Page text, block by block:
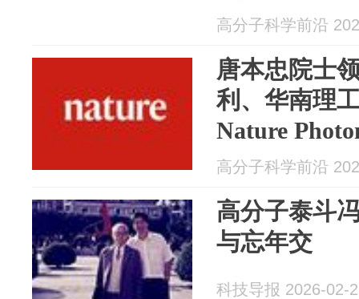
高分子科学前沿
唐本忠院士
利、华南理
Nature
高分子科学前沿
高分子泰斗
与忘年交
科技导报 2026-02-